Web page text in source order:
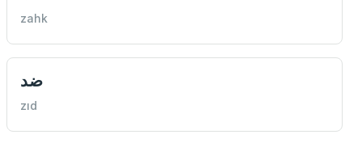
zahk
ضد
zıd